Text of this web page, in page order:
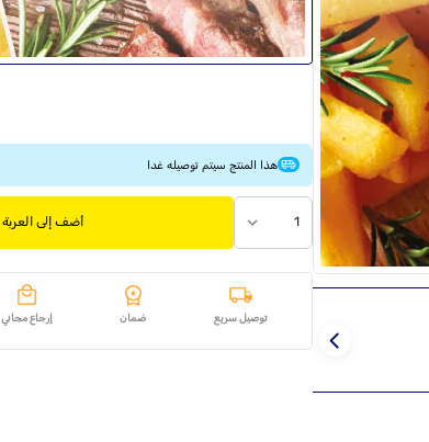
هذا المنتج سيتم توصيله غدا
1 أضف إلى العربة
توصيل سريع ضمان إرجاع مجاني